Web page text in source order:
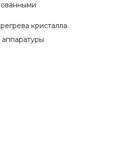
Чебоксары, Благовещенск,
Владимир, Воронеж,
Петропавловск-Камчатский,
Курган, Курск, Магадан,
Орел, Пермь, Псков,
Тамбов, Томск,
кристалла.